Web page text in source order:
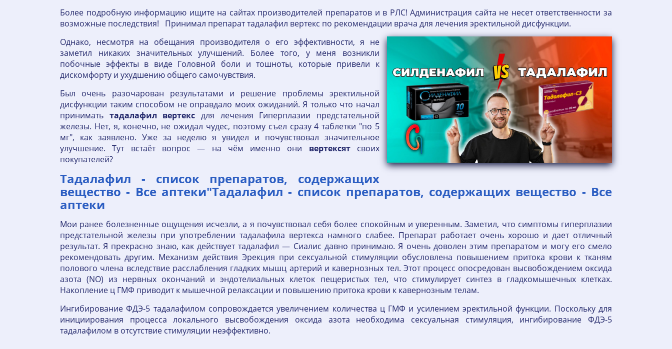
Более подробную информацию ищите на сайтах производителей препаратов и в РЛС! Администрация сайта не несет ответственности за
возможные последствия! Принимал препарат тадалафил вертекс по рекомендации врача для лечения эректильной дисфункции.
Однако, несмотря на обещания производителя о его эффективности, я не
заметил никаких значительных улучшений. Более того, у меня возникли
побочные эффекты в виде Головной боли и тошноты, которые привели к
дискомфорту и ухудшению общего самочувствия.
Был очень разочарован результатами и решение проблемы эректильной
дисфункции таким способом не оправдало моих ожиданий. Я только что начал
принимать тадалафил вертекс для лечения Гиперплазии предстательной
железы. Нет, я, конечно, не ожидал чудес, поэтому съел сразу 4 таблетки "по 5
мг", как заявлено. Уже за неделю я увидел и почувствовал значительное
улучшение. Тут встаёт вопрос — на чём именно они вертексятсвоих
покупателей?
Тадалафил - список препаратов, содержащих
вещество - Все аптеки"Тадалафил - список препаратов, содержащих вещество - Все
аптеки
Мои ранее болезненные ощущения исчезли, а я почувствовал себя более спокойным и уверенным. Заметил, что симптомы гиперплазии
предстательной железы при употреблении тадалафила вертекса намного слабее. Препарат работает очень хорошо и дает отличный
результат. Я прекрасно знаю, как действует тадалафил — Сиалис давно принимаю. Я очень доволен этим препаратом и могу его смело
рекомендовать другим. Механизм действия Эрекция при сексуальной стимуляции обусловлена повышением притока крови к тканям
полового члена вследствие расслабления гладких мышц артерий и кавернозных тел. Этот процесс опосредован высвобождением оксида
азота (NO) из нервных окончаний и эндотелиальных клеток пещеристых тел, что стимулирует синтез в гладкомышечных клетках.
Накопление ц ГМФ приводит к мышечной релаксации и повышению притока крови к кавернозным телам.
Ингибирование ФДЭ-5 тадалафилом сопровождается увеличением количества ц ГМФ и усилением эректильной функции. Поскольку для
инициирования процесса локального высвобождения оксида азота необходима сексуальная стимуляция, ингибирование ФДЭ-5
тадалафилом в отсутствие стимуляции неэффективно.